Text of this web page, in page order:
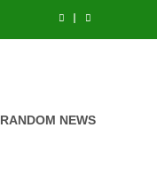
RANDOM NEWS